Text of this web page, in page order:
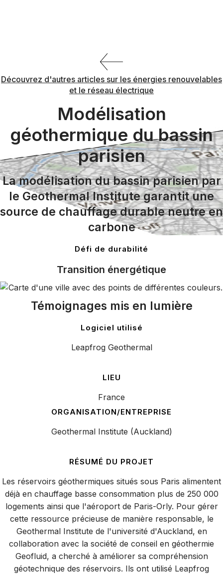
Découvrez d'autres articles sur les énergies renouvelables
et le réseau électrique
Modélisation
géothermique du bassin
parisien
La modélisation du bassin parisien par
le Geothermal Institute garantit une
source de chauffage durable neutre en
carbone
Défi de durabilité
Transition énergétique
Témoignages mis en lumière
Logiciel utilisé
Leapfrog Geothermal
LIEU
France
ORGANISATION/ENTREPRISE
Geothermal Institute (Auckland)
RÉSUMÉ DU PROJET
Les réservoirs géothermiques situés sous Paris alimentent
déjà en chauffage basse consommation plus de 250 000
logements ainsi que l'aéroport de Paris-Orly. Pour gérer
cette ressource précieuse de manière responsable, le
Geothermal Institute de l'université d'Auckland, en
collaboration avec la société de conseil en géothermie
Geofluid, a cherché à améliorer sa compréhension
géotechnique des réservoirs. Ils ont utilisé Leapfrog